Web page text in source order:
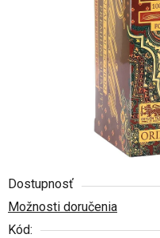
Dostupnosť
Možnosti doručenia
Kód: